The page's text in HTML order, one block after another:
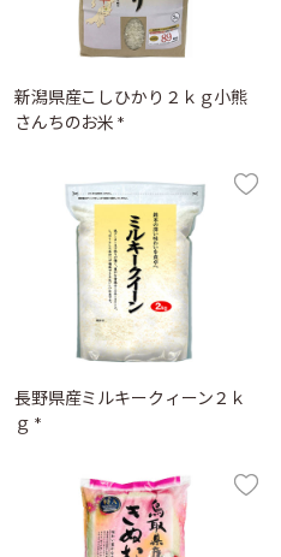
新潟県産こしひかり２ｋｇ小熊
さんちのお米 *
長野県産ミルキークィーン２ｋ
ｇ *